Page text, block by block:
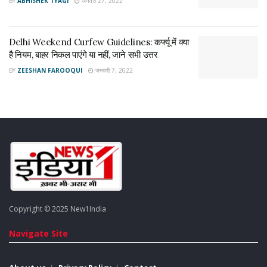
Delhi Weekend Curfew Guidelines: कर्फ्यू में क्या
है नियम, बाहर निकल पाएंगे या नहीं, जाने सभी उत्तर
BY ZEESHAN FAROOQUI जनवरी 7, 2022
Copyright © 2025 New1India
Navigate Site